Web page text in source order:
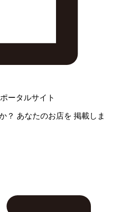
ータルサイト
？ あなたのお店を 掲載しま